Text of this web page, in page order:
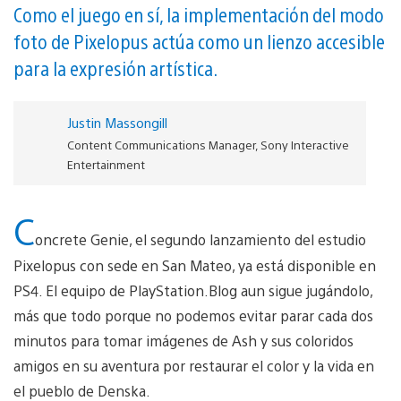
Como el juego en sí, la implementación del modo
foto de Pixelopus actúa como un lienzo accesible
para la expresión artística.
Justin Massongill
Content Communications Manager, Sony Interactive
Entertainment
Concrete Genie, el segundo lanzamiento del estudio
Pixelopus con sede en San Mateo, ya está disponible en
PS4. El equipo de PlayStation.Blog aun sigue jugándolo,
más que todo porque no podemos evitar parar cada dos
minutos para tomar imágenes de Ash y sus coloridos
amigos en su aventura por restaurar el color y la vida en
el pueblo de Denska.